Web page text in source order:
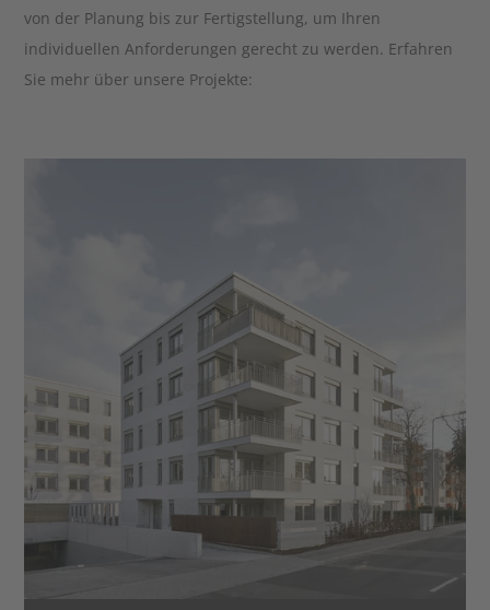
von der Planung bis zur Fertigstellung, um Ihren
individuellen Anforderungen gerecht zu werden. Erfahren
Sie mehr über unsere Projekte: